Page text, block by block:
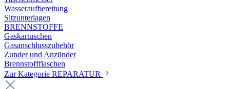
Wasseraufbereitung
Sitzunterlagen
BRENNSTOFFE
Gaskartuschen
Gasanschlusszubehör
Zunder und Anzünder
Brennstoffflaschen
Zur Kategorie REPARATUR